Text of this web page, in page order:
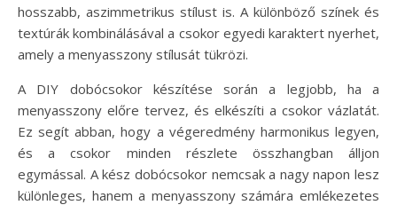
hosszabb, aszimmetrikus stílust is. A különböző színek és
textúrák kombinálásával a csokor egyedi karaktert nyerhet,
amely a menyasszony stílusát tükrözi.
A DIY dobócsokor készítése során a legjobb, ha a
menyasszony előre tervez, és elkészíti a csokor vázlatát.
Ez segít abban, hogy a végeredmény harmonikus legyen,
és a csokor minden részlete összhangban álljon
egymással. A kész dobócsokor nemcsak a nagy napon lesz
különleges, hanem a menyasszony számára emlékezetes